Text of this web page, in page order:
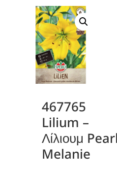
467765
Lilium –
Λίλιουμ Pearl
Melanie